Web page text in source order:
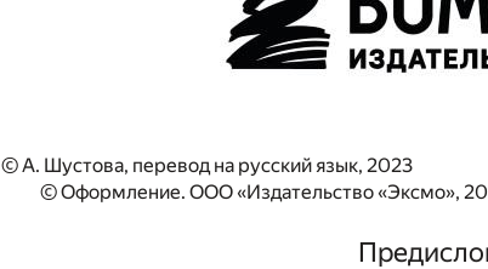
© А. Шустова, перевод на русский язык, 2023
© Оформление. ООО «Издательство «Эксмо»,